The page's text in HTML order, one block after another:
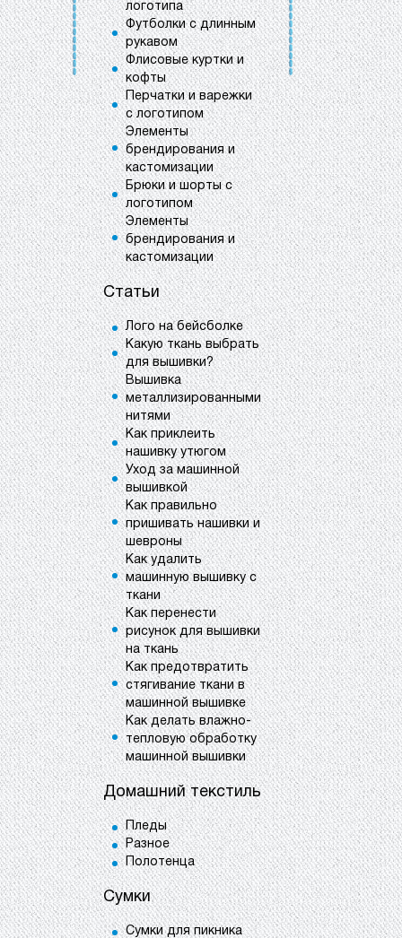
логотипа
Футболки с длинным
рукавом
Флисовые куртки и
кофты
Перчатки и варежки
с логотипом
Элементы
брендирования и
кастомизации
Брюки и шорты с
логотипом
Элементы
брендирования и
кастомизации
Статьи
Лого на бейсболке
Какую ткань выбрать
для вышивки?
Вышивка
металлизированными
нитями
Как приклеить
нашивку утюгом
Уход за машинной
вышивкой
Как правильно
пришивать нашивки и
шевроны
Как удалить
машинную вышивку с
ткани
Как перенести
рисунок для вышивки
на ткань
Как предотвратить
стягивание ткани в
машинной вышивке
Как делать влажно-
тепловую обработку
машинной вышивки
Домашний текстиль
Пледы
Разное
Полотенца
Сумки
Сумки для пикника